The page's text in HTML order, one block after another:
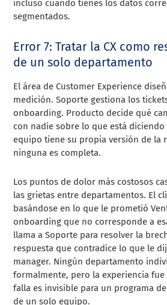
incluso cuando tienes los datos
segmentados.
Error 7: Tratar la CX como
de un solo departamento
El área de Customer Experience
medición. Soporte gestiona los
onboarding. Producto decide qué
con nadie sobre lo que está diciendo
equipo tiene su propia versión de la
ninguna es completa.
Los puntos de dolor más costosos
las grietas entre departamentos. El
basándose en lo que le prometió
onboarding que no corresponde a
llama a Soporte para resolver la
respuesta que contradice lo que le
manager. Ningún departamento
formalmente, pero la experiencia
falla es invisible para un programa
de un solo equipo.